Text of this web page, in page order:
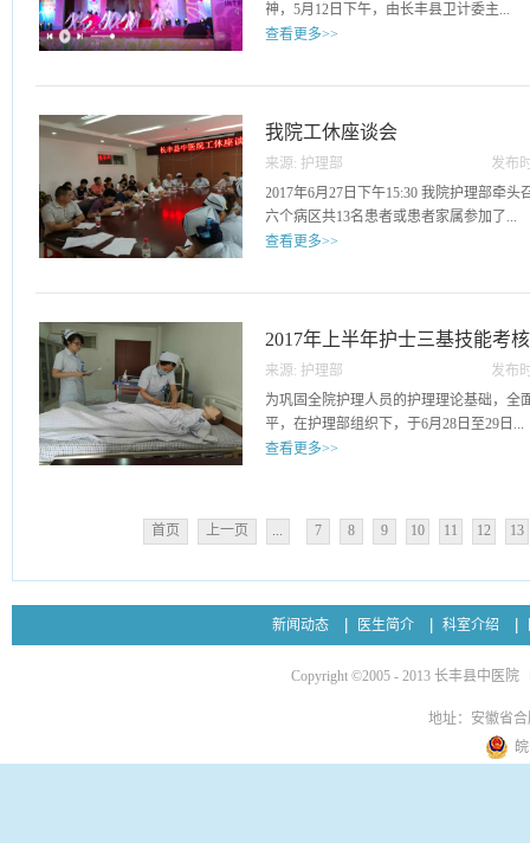
神，5月12日下午，由长丰县卫计委主...
中心举办。活动现场首先对我县的27名“
我院4名护士获得此荣誉称号。为了更好
疆”，表彰活动之后，由县卫计委组织了
护健康”文艺汇演活动，其中我院选派的
戏》、诗朗诵《献给护士》及舞蹈《洗手
查看更多>>
我院工休座谈会
来源: 护理部
发布
29
2017年6月27日下午15:30 我院护理部牵
六个病区共13名患者或患者家属参加了...
参会人员均认为我院医护人员服务态度好
心及耐心，肯定我院医务人员的工作。
患者从不同方面提出了很多珍贵的意见如
堂人员服务态度差，饭菜质量差，伙食
食单一，希望医院伙食能够改进。 2、病
部会及时和总务科及物业取得沟通，促
全，舒适，卫生的良好的就诊环境。最后
查看更多>>
2017年上半年护士三基技能考
来源: 护理部
发布
03
为巩固全院护理人员的护理理论基础，全
平，在护理部组织下，于6月28日至29日...
员：75人，产假：3人，事假：1人，病假
岁）：2人，实到：68人，缺考：0人。心
录。在操作中，需准确定位电极片放置
数据的报警线，正确处理异常报警情况
理服务。2017年上半年护理中医技能考
医护理基础，全面提高护理人员的临床
下，于6月28日至29日进行护理中医技能
分两批进行，参与人员：75人，产假：3
查看更多>>
首页 上一页 ... 7 8 9 10 11 12 13
新闻动态 医生简介 科室介绍
Copyright ©2005 - 2013 长丰县中医院
地址：安徽省